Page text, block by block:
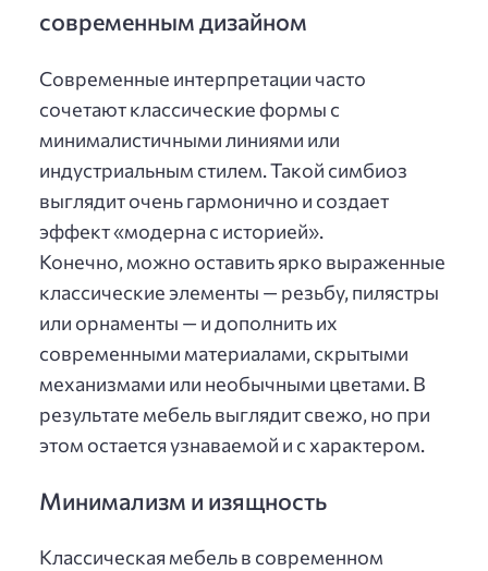
современным дизайном
Современные интерпретации часто
сочетают классические формы с
минималистичными линиями или
индустриальным стилем. Такой симбиоз
выглядит очень гармонично и создает
эффект «модерна с историей».
Конечно, можно оставить ярко выраженные
классические элементы — резьбу, пилястры
или орнаменты — и дополнить их
современными материалами, скрытыми
механизмами или необычными цветами. В
результате мебель выглядит свежо, но при
этом остается узнаваемой и с характером.
Минимализм и изящность
Классическая мебель в современном